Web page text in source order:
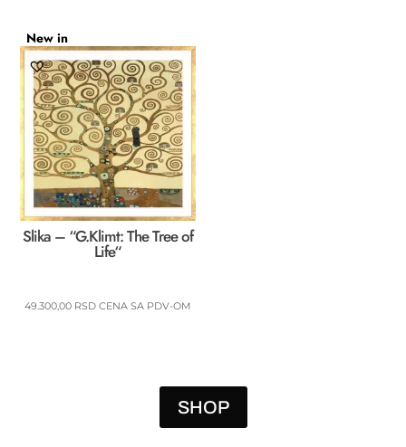
New in
Slika – “G.Klimt: The Tree of
Life“
49.300,00 RSD CENA SA PDV-OM
SHOP